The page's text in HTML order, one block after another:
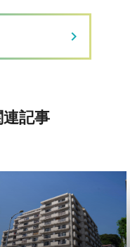
keyboard_arrow_right
記事